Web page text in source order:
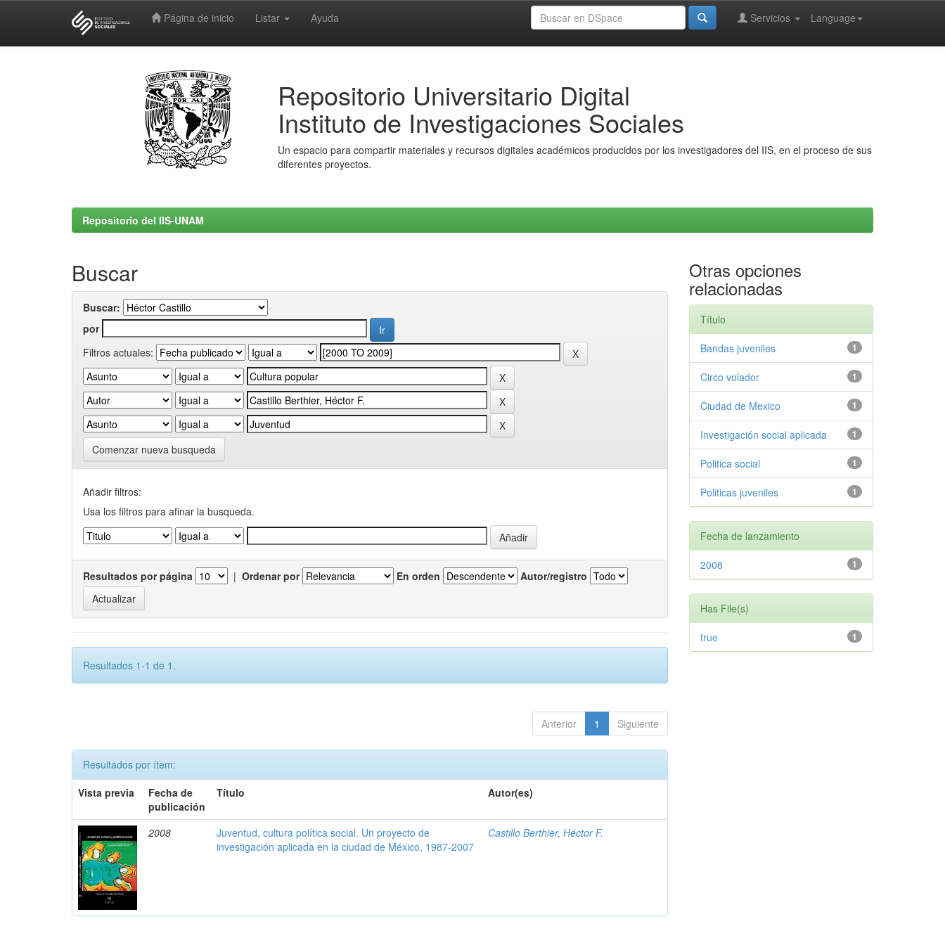
Página de inicio Listar Ayuda Language
Servicios
Repositorio Universitario Digital
Instituto de Investigaciones Sociales
Un espacio para compartir materiales y recursos digitales académicos producidos por los investigadores del IIS, en el proceso de sus
diferentes proyectos.
Repositorio del IIS-UNAM
Buscar
Buscar:
por
Filtros actuales:
Comenzar nueva busqueda
Añadir filtros:
Usa los filtros para afinar la busqueda.
Resultados por página | Ordenar por En orden Autor/registro
Resultados 1-1 de 1.
Anterior 1 Siguiente
Resultados por ítem:
Vista previa
Fecha de
publicación
Título Autor(es)
2008
Juventud, cultura política social. Un proyecto de
investigación aplicada en la ciudad de México, 1987-2007
Castillo Berthier, Héctor F.
Otras opciones
relacionadas
Título
1
Bandas juveniles
1
Circo volador
1
Ciudad de Mexico
1
Investigación social aplicada
1
Politica social
1
Politicas juveniles
Fecha de lanzamiento
1
2008
Has File(s)
1
true